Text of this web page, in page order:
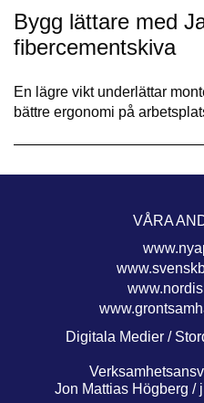
Bygg lättare med
fibercementskiva
En lägre vikt underlättar
bättre ergonomi på
VÅRA
Digitala Medier /
Jon Mattias Högberg /